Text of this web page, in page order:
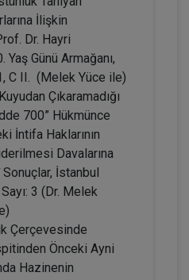
Sepete Ekle
Enstitüsü
Hukuk
İlişkin
Dr. Hayri
Yaş Günü Armağanı,
C II. (Melek Yüce ile)
Çıkaramadığı
700” Hükmünce
İntifa Haklarının
Davalarına
İstanbul
3 (Dr. Melek
Çerçevesinde
Önceki Ayni
Hazinenin